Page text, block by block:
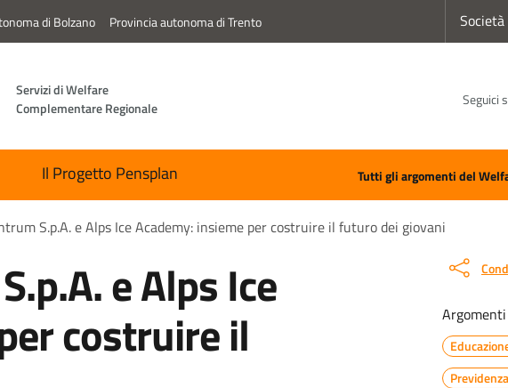
di Bolzano Provincia autonoma di Trento
Servizi di Welfare
Complementare Regionale
Seguici
Il Progetto Pensplan Tutti gli argomenti del
S.p.A. e Alps Ice Academy: insieme per costruire il futuro dei giovani
e Alps Ice
costruire il Argomenti